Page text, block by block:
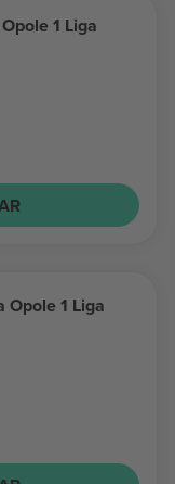
1 Liga
Opole 1 Liga